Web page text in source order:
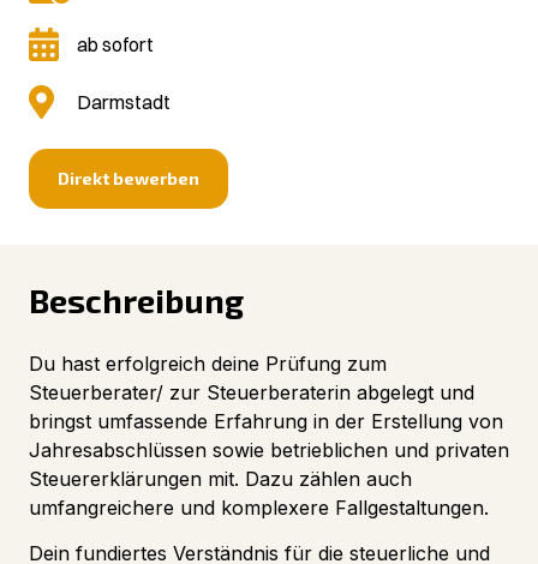
ab sofort
Darmstadt
Direkt bewerben
Beschreibung
Du hast erfolgreich deine Prüfung zum
Steuerberater/ zur Steuerberaterin abgelegt und
bringst umfassende Erfahrung in der Erstellung von
Jahresabschlüssen sowie betrieblichen und privaten
Steuererklärungen mit. Dazu zählen auch
umfangreichere und komplexere Fallgestaltungen.
Dein fundiertes Verständnis für die steuerliche und